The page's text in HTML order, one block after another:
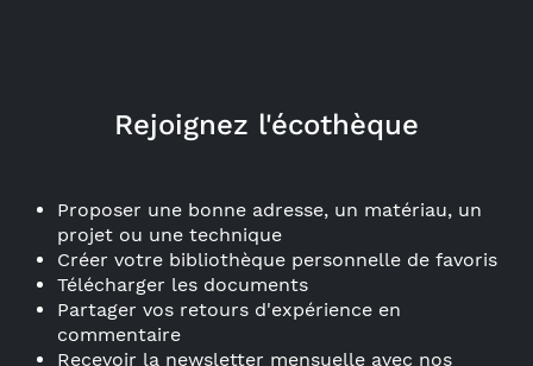
Rejoignez l'écothèque
Proposer une bonne adresse, un matériau, un
projet ou une technique
Créer votre bibliothèque personnelle de favoris
Télécharger les documents
Partager vos retours d'expérience en
commentaire
Recevoir la newsletter mensuelle avec nos